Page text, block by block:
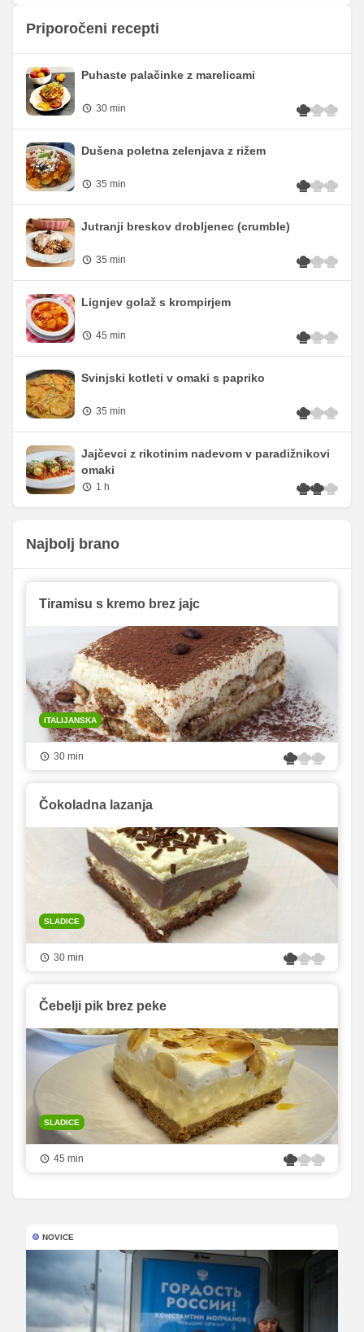
Priporočeni recepti
Puhaste palačinke z marelicami
30 min
Dušena poletna zelenjava z rižem
35 min
Jutranji breskov drobljenec (crumble)
35 min
Lignjev golaž s krompirjem
45 min
Svinjski kotleti v omaki s papriko
35 min
Jajčevci z rikotinim nadevom v paradižnikovi
omaki
1 h
Najbolj brano
Tiramisu s kremo brez jajc
ITALIJANSKA
30 min
Čokoladna lazanja
SLADICE
30 min
Čebelji pik brez peke
SLADICE
45 min
NOVICE